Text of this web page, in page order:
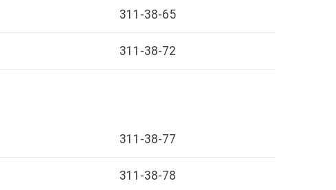
311-38-65
311-38-72
311-38-77
311-38-78